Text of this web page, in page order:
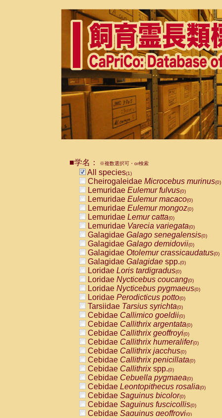
■学名： ※複数選択可・or検索
All species(1)
Cheirogaleidae Microcebus murinus(0)
Lemuridae Eulemur fulvus(0)
Lemuridae Eulemur macaco(0)
Lemuridae Eulemur mongoz(0)
Lemuridae Lemur catta(0)
Lemuridae Varecia variegata(0)
Galagidae Galago senegalensis(0)
Galagidae Galago demidovii(0)
Galagidae Otolemur crassicaudatus(0)
Galagidae Galagidae spp.(0)
Loridae Loris tardigradus(0)
Loridae Nycticebus coucang(0)
Loridae Nycticebus pygmaeus(0)
Loridae Perodicticus potto(0)
Tarsiidae Tarsius syrichta(0)
Cebidae Callimico goeldii(0)
Cebidae Callithrix argentata(0)
Cebidae Callithrix geoffroyi(0)
Cebidae Callithrix humeralifer(0)
Cebidae Callithrix jacchus(0)
Cebidae Callithrix penicillata(0)
Cebidae Callithrixspp.(0)
Cebidae Cebuella pygmaea(0)
Cebidae Leontopithecus rosalia(0)
Cebidae Saguinus bicolor(0)
Cebidae Saguinus fuscicollis(0)
Cebidae Saguinus geoffroyi(0)